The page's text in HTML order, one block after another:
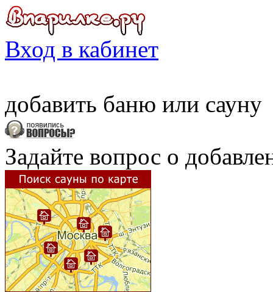
Вход в кабинет
добавить баню или сауну
Задайте вопрос о